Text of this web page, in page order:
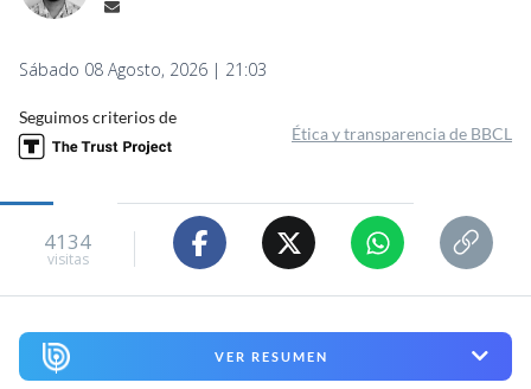
Sábado 08 Agosto, 2026 | 21:03
Seguimos criterios de
Ética y transparencia de BBCL
4134
visitas
VER RESUMEN